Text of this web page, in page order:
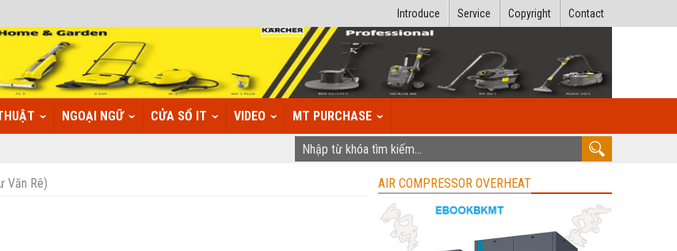
Contact
Copyright
Service
Introduce
NGOẠI NGỮ CỬA SỔ IT VIDEO MT PURCHASE
Văn Rê) AIR COMPRESSOR OVERHEAT